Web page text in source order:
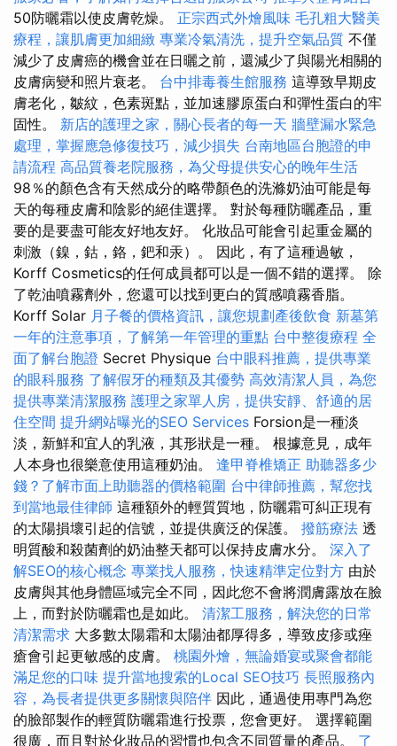
50防曬霜以使皮膚乾燥。 正宗西式外燴風味 毛孔粗大醫美
療程，讓肌膚更加細緻 專業冷氣清洗，提升空氣品質 不僅
減少了皮膚癌的機會並在日曬之前，還減少了與陽光相關的
皮膚病變和照片衰老。 台中排毒養生館服務 這導致早期皮
膚老化，皺紋，色素斑點，並加速膠原蛋白和彈性蛋白的牢
固性。 新店的護理之家，關心長者的每一天 牆壁漏水緊急
處理，掌握應急修復技巧，減少損失 台南地區台胞證的申
請流程 高品質養老院服務，為父母提供安心的晚年生活
98％的顏色含有天然成分的略帶顏色的洗滌奶油可能是每
天的每種皮膚和陰影的絕佳選擇。 對於每種防曬產品，重
要的是要盡可能友好地友好。 化妝品可能會引起重金屬的
刺激（鎳，鈷，鉻，鈀和汞）。 因此，有了這種過敏，
Korff Cosmetics的任何成員都可以是一個不錯的選擇。 除
了乾油噴霧劑外，您還可以找到更白的質感噴霧香脂。
Korff Solar 月子餐的價格資訊，讓您規劃產後飲食 新墓第
一年的注意事項，了解第一年管理的重點 台中整復療程 全
面了解台胞證 Secret Physique 台中眼科推薦，提供專業
的眼科服務 了解假牙的種類及其優勢 高效清潔人員，為您
提供專業清潔服務 護理之家單人房，提供安靜、舒適的居
住空間 提升網站曝光的SEO Services Forsion是一種淡
淡，新鮮和宜人的乳液，其形狀是一種。 根據意見，成年
人本身也很樂意使用這種奶油。 逢甲脊椎矯正 助聽器多少
錢？了解市面上助聽器的價格範圍 台中律師推薦，幫您找
到當地最佳律師 這種額外的輕質質地，防曬霜可糾正現有
的太陽損壞引起的信號，並提供廣泛的保護。 撥筋療法 透
明質酸和殺菌劑的奶油整天都可以保持皮膚水分。 深入了
解SEO的核心概念 專業找人服務，快速精準定位對方 由於
皮膚與其他身體區域完全不同，因此您不會將潤膚露放在臉
上，而對於防曬霜也是如此。 清潔工服務，解決您的日常
清潔需求 大多數太陽霜和太陽油都厚得多，導致皮疹或痤
瘡會引起更敏感的皮膚。 桃園外燴，無論婚宴或聚會都能
滿足您的口味 提升當地搜索的Local SEO技巧 長照服務內
容，為長者提供更多關懷與陪伴 因此，通過使用專門為您
的臉部製作的輕質防曬霜進行投票，您會更好。 選擇範圍
很廣，而且對於化妝品的習慣也包含不同質量的產品。 了